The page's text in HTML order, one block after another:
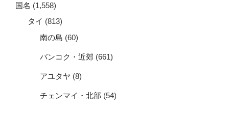
国名 (1,558)
タイ (813)
南の島 (60)
バンコク・近郊 (661)
アユタヤ (8)
チェンマイ・北部 (54)